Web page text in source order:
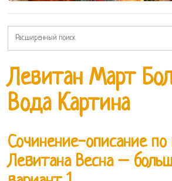
Левитан Март
Вода Картина
Сочинение-описание по
Левитана Весна –